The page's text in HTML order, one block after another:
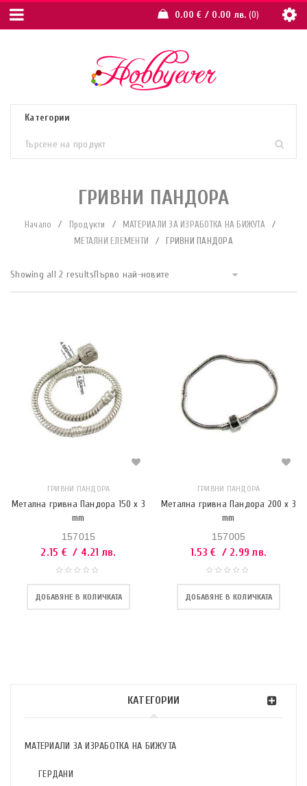
0.00€ / 0.00 лв. 0
ГРИВНИ ПАНДОРА
Начало / Продукти / МАТЕРИАЛИ ЗА ИЗРАБОТКА НА БИЖУТА
/
МЕТАЛНИ ЕЛЕМЕНТИ
/ ГРИВНИ ПАНДОРА
КАТЕГОРИИ
МАТЕРИАЛИ ЗА ИЗРАБОТКА НА БИЖУТА
ГЕРДАНИ
Showing all 2 resultsПърво най-новите
ГРИВНИ ПАНДОРА
Метална гривнa Пандора 150 x 3
mm
157015
2.15 € / 4.21 лв.
ДОБАВЯНЕ В КОЛИЧКАТА
ГРИВНИ ПАНДОРА
Метална гривнa Пандора 200 x 3
mm
157005
1.53€ / 2.99 лв.
ДОБАВЯНЕ В КОЛИЧКАТА